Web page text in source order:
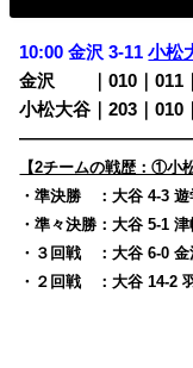
10:00 金沢 3-11小松
金沢
｜010｜
小松大谷｜203｜010
【2チームの戦歴：①小
・準決勝 ：大谷 4-3 遊
・準々決勝：大谷 5-1
・３回戦 ：大谷 6-0
・２回戦 ：大谷 14-2